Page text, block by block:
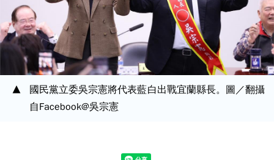
國民黨立委吳宗憲將代表藍白出戰宜蘭縣長。圖／翻攝
自Facebook@吳宗憲